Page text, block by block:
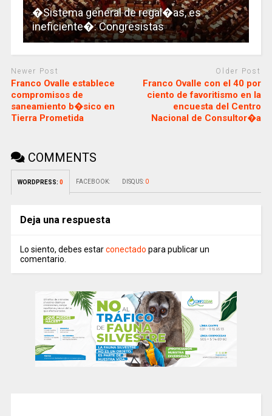
�Sistema general de regal�as, es
ineficiente�: Congresistas
Newer Post
Franco Ovalle establece
compromisos de
saneamiento b�sico en
Tierra Prometida
Older Post
Franco Ovalle con el 40 por
ciento de favoritismo en la
encuesta del Centro
Nacional de Consultor�a
COMMENTS
WORDPRESS: 0 FACEBOOK: DISQUS: 0
Deja una respuesta
Lo siento, debes estarconectado para publicar un
comentario.